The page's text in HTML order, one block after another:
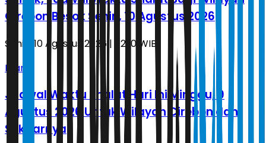
Cirebon Besok Senin, 10 Agustus 2026
Senin, 10 Agustus 2026 | 02.10 WIB
Islami
Jadwal Waktu Shalat Hari Ini Minggu, 9
Agustus 2026 Untuk Wilayah Cirebon dan
Sekitarnya